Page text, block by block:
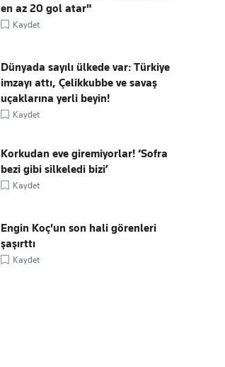
en az 20 gol atar"
Kaydet
Dünyada sayılı ülkede var: Türkiye
imzayı attı, Çelikkubbe ve savaş
uçaklarına yerli beyin!
Kaydet
Korkudan eve giremiyorlar! ‘Sofra
bezi gibi silkeledi bizi’
Kaydet
Engin Koç'un son hali görenleri
şaşırttı
Kaydet